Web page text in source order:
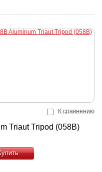
К сравнению
Triaut Tripod (058B)